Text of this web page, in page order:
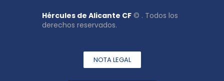
Hércules de Alicante CF © . Todos los
derechos reservados.
NOTA LEGAL